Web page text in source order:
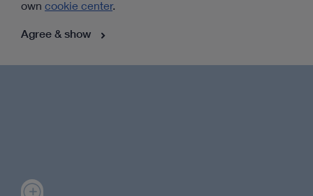
own cookie center.
Agree & show